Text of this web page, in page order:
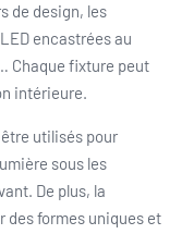
de design, les
encastrées au
Chaque fixture peut
intérieure.
utilisés pour
sous les
De plus, la
des formes uniques et